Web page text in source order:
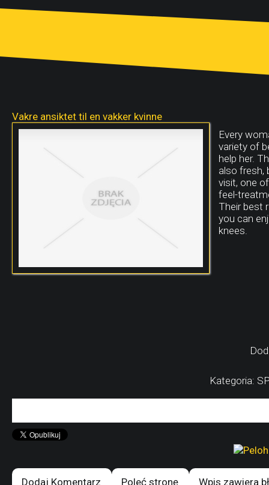
Vakre ansiktet til en vakker kvinne
Every
variety of
help her.
also fresh,
visit, one
feel-
Their best
you can
knees.
Kategoria:
Dodaj Komentarz Poleć stronę Wpis zawiera